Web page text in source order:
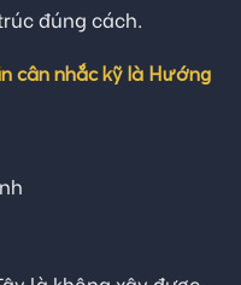
đúng cách.
cân nhắc kỹ là Hướng